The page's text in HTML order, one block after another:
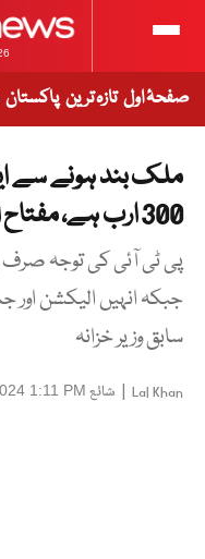
صفحۂ اول تازہ ترین پاکستان
ملک بند ہونے سے
300 ارب ہے، مفتاح اسماعیل
پی ٹی آئی کی توجہ صرف
جبکہ انہیں الیکشن
سابق وزیر خزانہ
Lal Khan
| شائع 1:11 PM